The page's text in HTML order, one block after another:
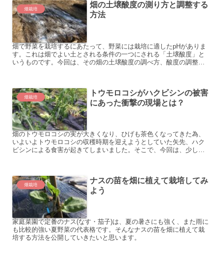
畑栽培
畑の土壌酸度の測り方と調整する
方法
畑で野菜を栽培するにあたって、野菜には栽培に適したpHがありま
す。これは畑でよい土とされる条件の一つにされる「土壌酸度」と
いうものです。今回は、その畑の土壌酸度の調べ方、酸度の調整の
畑栽培
トウモロコシがハクビシンの被害
にあった衝撃の現場とは？
畑のトウモロコシの実が大きくなり、ひげも茶色くなってきた為、
いよいよトウモロコシの収穫時期を迎えようとしていた矢先、ハク
ビシンによる食害が起きてしまいました。そこで、今回は、少しで
畑栽培
ナスの苗を畑に植えて栽培してみ
よう
家庭菜園で定番のナス(なす・茄子)は、夏の暑さにも強く、また雨に
も比較的強い夏野菜の代表格です。そんなナスの苗を畑に植えて栽
培する方法を公開していきたいと思います。